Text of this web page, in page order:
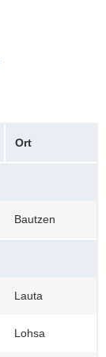
Ort
Bautzen
Lauta
Lohsa